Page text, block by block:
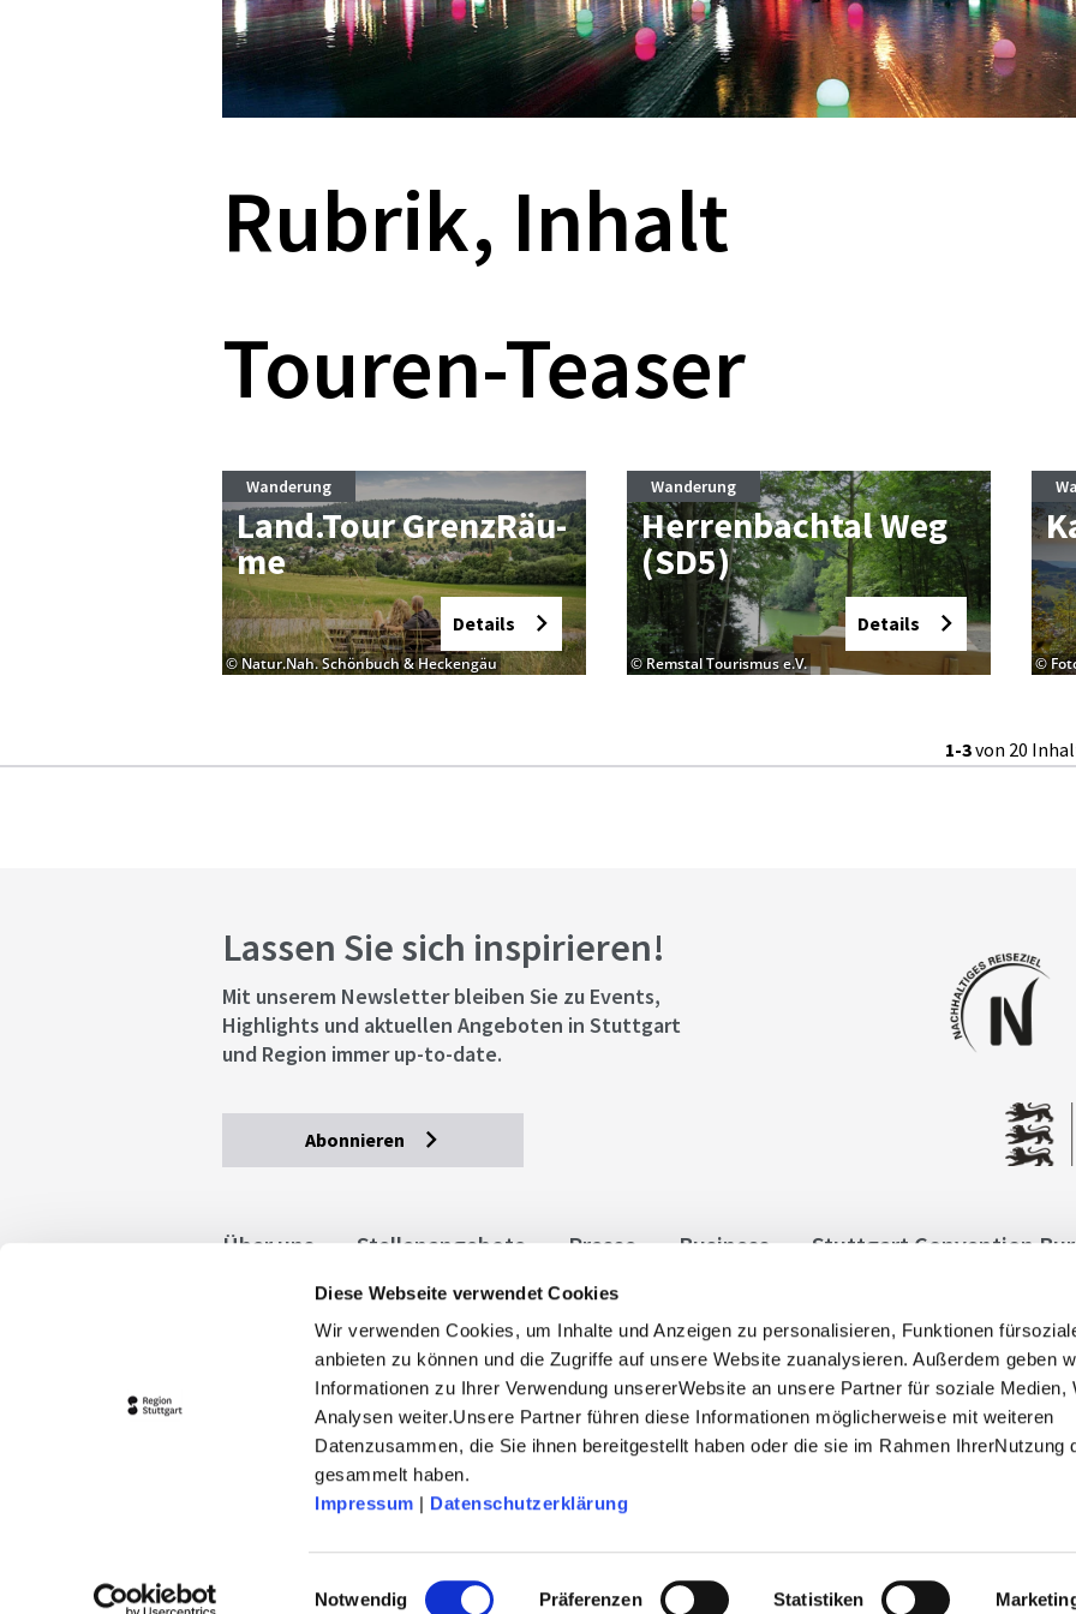
Diese Webseite verwendet Cookies
Wir verwenden Cookies, um Inhalte und Anzeigen zu personalisieren, Funktionen
anbieten zu können und die Zugriffe auf unsere Website zuanalysieren. Außerdem geben
Informationen zu Ihrer Verwendung unsererWebsite an unsere Partner für soziale Medien,
Analysen weiter.Unsere Partner führen diese Informationen möglicherweise mit weiteren
Datenzusammen, die Sie ihnen bereitgestellt haben oder die sie im Rahmen IhrerNutzung
gesammelt haben.
Impressum | Datenschutzerklärung
Einwilligungsauswahl
Notwendig Präferenzen Statistiken
Rubrik, Inhalt
Touren-Teaser
© Natur.Nah. Schönbuch & Heckengäu
Land.Tour Grenz­Räu­
me
Wanderung
Details
© Remstal Tourismus e.V.
Her­ren­bach­tal Weg
(SD5)
Wanderung
Details
©
1-3von 20
Lassen Sie sich inspirieren!
Mit unserem Newsletter bleiben Sie zu Events,
Highlights und aktuellen Angeboten in Stuttgart
und Region immer up-to-date.
Abonnieren
Über uns Stellenangebote Presse Business Stuttgart Convention
Allgemeine Geschäftsbedingungen
stuttgart.de
Barrierefreiheit
© 2026 Stuttgart-Marketing GmbH, info@stuttgart-tourist.de
stuttgart-tourist.de und www.erlebnisregion-stuttgart.de sind die offiziellen Websites des
Landeshauptstadt Stuttgart und der Regio Stuttgart Marketing- und Tourismus GmbH.